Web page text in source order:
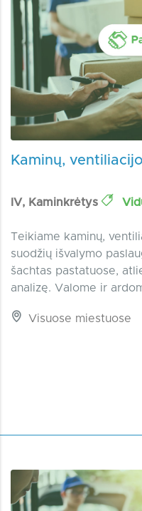
Kaminų,
IV, Kaminkrėtys
Teikiame kaminų,
suodžių išvalymo
šachtas pastatuose,
analizę. Valome ir
Visuose miestuose